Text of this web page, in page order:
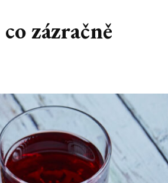
zázračně